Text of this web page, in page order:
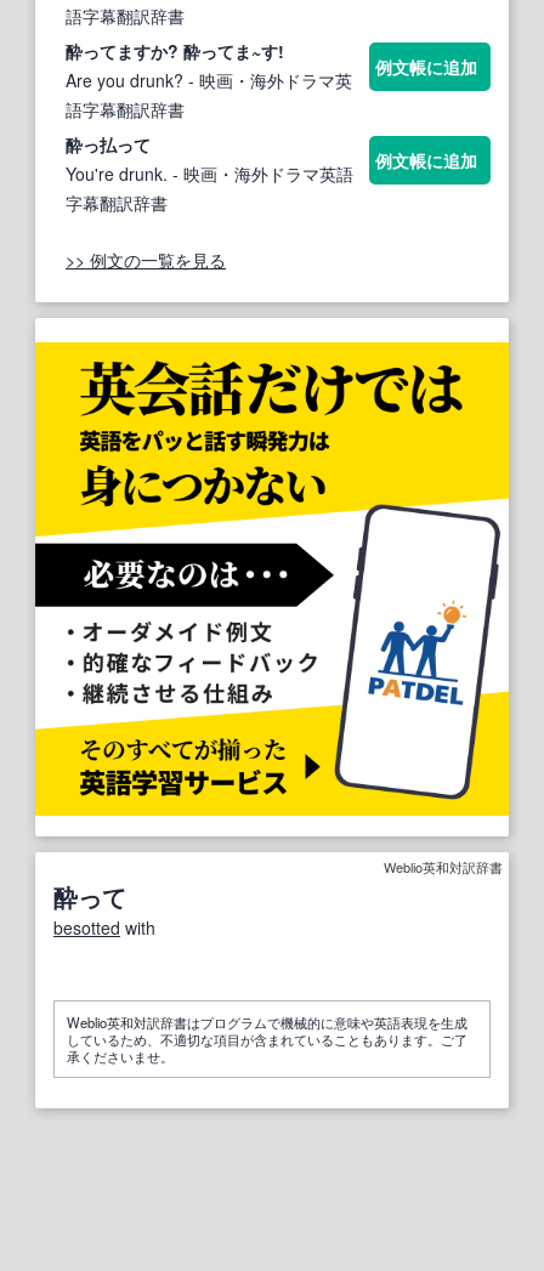
語字幕翻訳辞書
酔って ますか? 酔って ま~す!
Are you drunk? - 映画・海外ドラマ英
語字幕翻訳辞書
例文帳に追加
酔っ払って
You're drunk. - 映画・海外ドラマ英語
字幕翻訳辞書
例文帳に追加
>> 例文の一覧を見る
Weblio英和対訳辞書
酔って
besotted with
Weblio英和対訳辞書はプログラムで機械的に意味や英語表現を生成
しているため、不適切な項目が含まれていることもあります。ご了
承くださいませ。